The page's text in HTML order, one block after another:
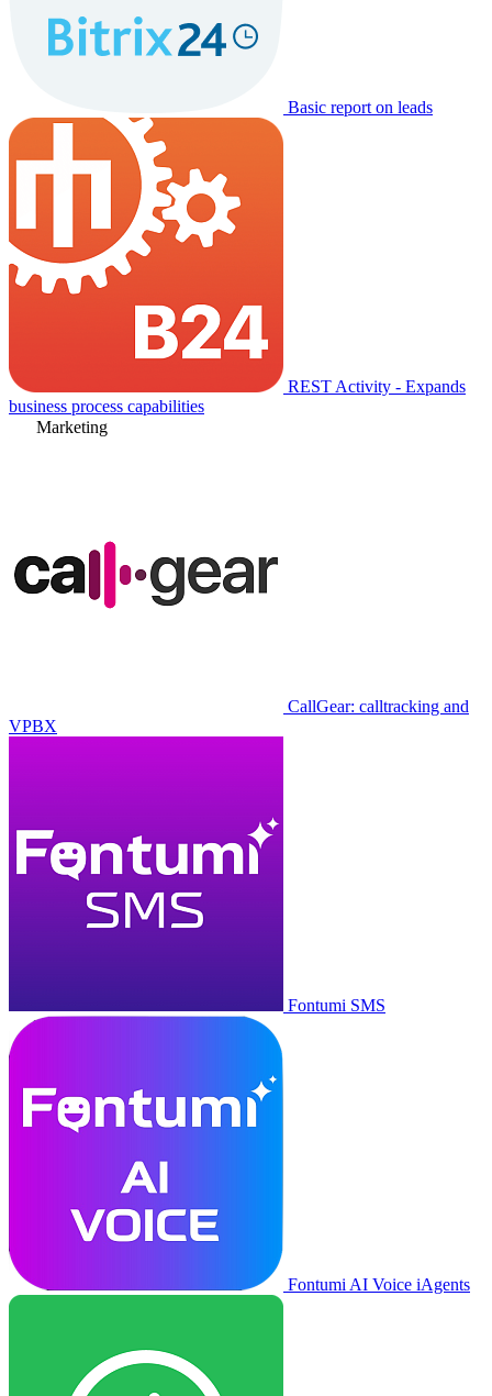
Basic report on leads
REST Activity - Expands
business process capabilities
Marketing
CallGear: calltracking and
VPBX
Fontumi SMS
Fontumi AI Voice iAgents